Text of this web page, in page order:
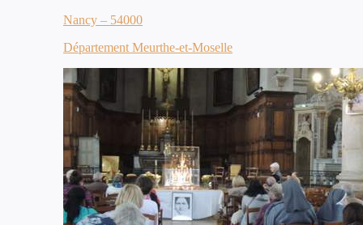
Nancy – 54000
Département Meurthe-et-Moselle